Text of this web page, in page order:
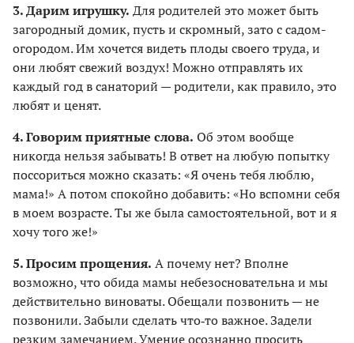
3. Дарим игрушку. Для родителей это может быть
загородный домик, пусть и скромный, зато с садом-
огородом. Им хочется видеть плоды своего труда, и
они любят свежий воздух! Можно отправлять их
каждый год в санаторий — родители, как правило, это
любят и ценят.
4. Говорим приятные слова. Об этом вообще
никогда нельзя забывать! В ответ на любую попытку
поссориться можно сказать: «Я очень тебя люблю,
мама!» А потом спокойно добавить: «Но вспомни себя
в моем возрасте. Ты же была самостоятельной, вот и я
хочу того же!»
5. Просим прощения. А почему нет? Вполне
возможно, что обида мамы небезосновательна и мы
действительно виноваты. Обещали позвонить — не
позвонили. Забыли сделать что‑то важное. Задели
резким замечанием. Умение осознанно просить